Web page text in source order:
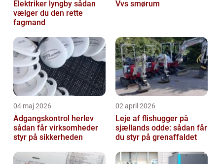
Elektriker lyngby sådan
vælger du den rette
fagmand
Vvs smørum
04 maj 2026
Adgangskontrol herlev
sådan får virksomheder
styr på sikkerheden
02 april 2026
Leje af flishugger på
sjællands odde: sådan får
du styr på grenaffaldet